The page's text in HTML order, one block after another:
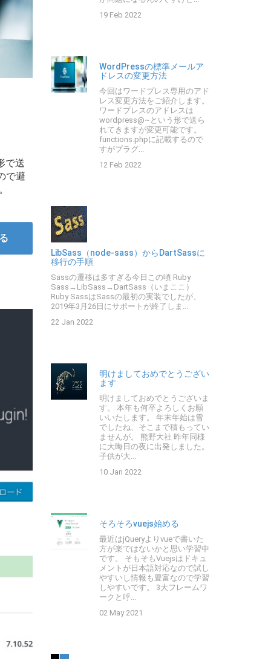
で送
で避
19 Feb 2022
WordPressの標準メールア
ドレスの変更方法
今回はワードプレス専用のアド
レス変更方法をご紹介します。
ワードプレスのアドレスは
wordpress@~という形で送ら
れてきますが変更可能です。
functions.phpに記載するので
すがプラグ...
12 Feb 2022
LibSass（node-sass）からDartSassに
移行の手順
Sassの遷移は多すぎる今日この頃 Ruby
Sass→LibSass→DartSass（いまここ）
Ruby SassはSassの最初の実装でしたが、
2019年3月26日にサポートが終了しま...
22 Jan 2022
明けましておめでとうござい
ます
明けましておめでとうございま
す。 本年も何卒よろしくお願
いいたします。 年末年始は雪
でしたね、そこまで積もってい
ませんが。 熊野大社 昨年同様
に大晦日の夜に出発しました。
子供が大...
10 Jan 2022
そろそろvuejs始める
最近はjQueryよりvueで書いた
方が楽ではないかと思い学習中
です。 そもそもVuejsはドキュ
メントが日本語対応なので試し
やすいし情報も豊富なので学習
しやすいです。 3大フレームワ
ークと呼...
02 May 2021